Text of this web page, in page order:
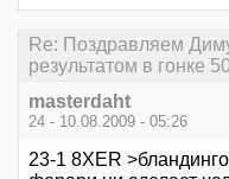
Re: Поздравляем
результатом в гонке
masterdaht
24 - 10.08.2009 - 05:26
23-1 8XER